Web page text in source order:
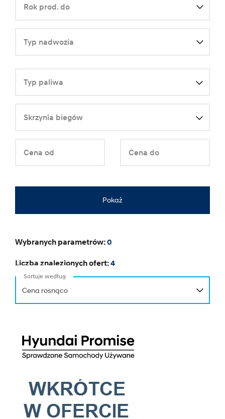
Dowolny
Rok prod. do
Dowolny
Typ nadwozia
Typ paliwa
Skrzynia biegów
Cena od Cena do
Pokaż
Wybranych parametrów:0
Liczba znalezionych ofert:4
Cena rosnąco
Sortuje według